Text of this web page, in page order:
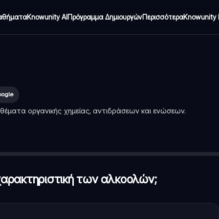
Knowunity AIΠρόγραμμα ΔημιουργώνΠερισσότεραKnowunity
οργανικής χημείας, αντιδράσεων και ενώσεων.
των αλκοολών;
ή αρυλικές ομάδες. Αληθές ή Ψευδές;—Σωστό